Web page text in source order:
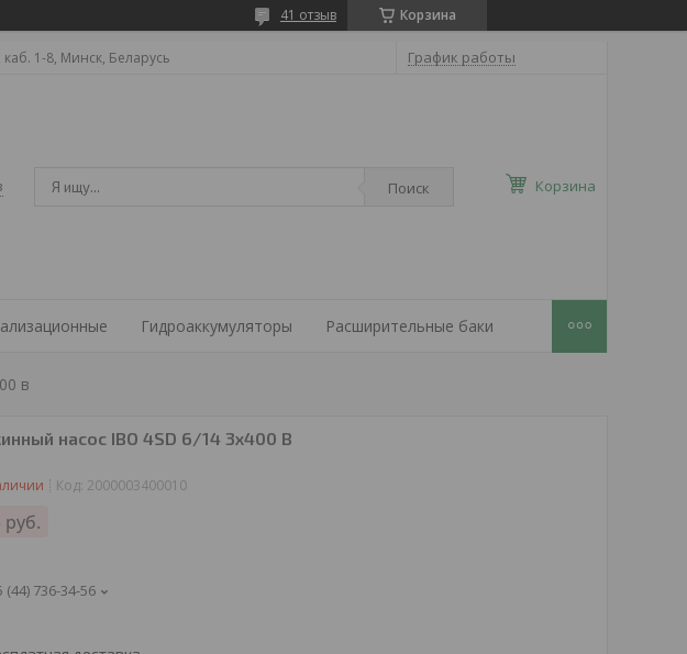
Корзина
41 отзыв
1-8, Минск, Беларусь График работы
Поиск Корзина
Гидроаккумуляторы Расширительные баки
в
насос IBO 4SD 6/14 3x400 В
Код: 2000003400010
руб.
(44) 736-34-56